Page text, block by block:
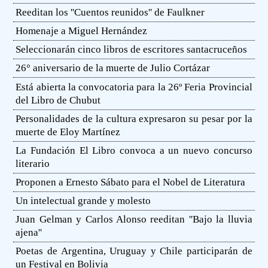
Reeditan los ''Cuentos reunidos'' de Faulkner
Homenaje a Miguel Hernández
Seleccionarán cinco libros de escritores santacruceños
26° aniversario de la muerte de Julio Cortázar
Está abierta la convocatoria para la 26º Feria Provincial
del Libro de Chubut
Personalidades de la cultura expresaron su pesar por la
muerte de Eloy Martínez
La Fundación El Libro convoca a un nuevo concurso
literario
Proponen a Ernesto Sábato para el Nobel de Literatura
Un intelectual grande y molesto
Juan Gelman y Carlos Alonso reeditan ''Bajo la lluvia
ajena''
Poetas de Argentina, Uruguay y Chile participarán de
un Festival en Bolivia